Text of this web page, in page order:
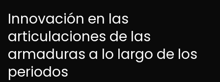
Innovación en las
articulaciones de las
armaduras a lo largo de los
periodos